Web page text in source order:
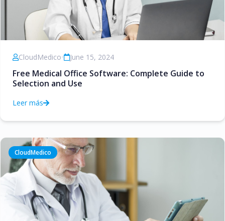
CloudMedico• June 15, 2024
Free Medical Office Software: Complete Guide to
Selection and Use
Leer más
CloudMedico